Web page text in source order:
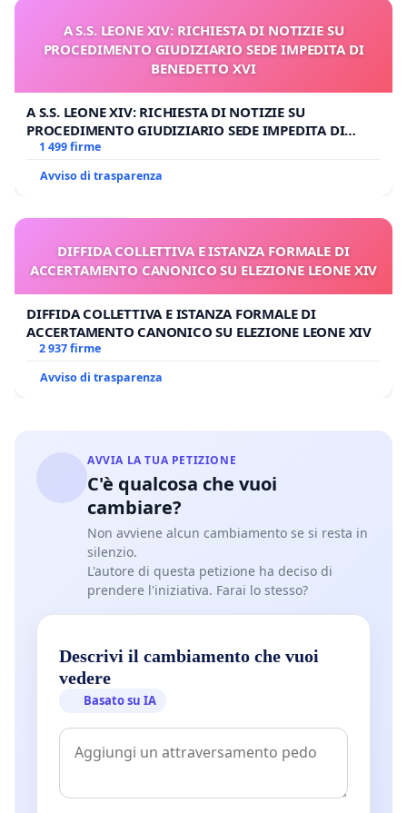
A S.S. LEONE XIV: RICHIESTA DI NOTIZIE SU
PROCEDIMENTO GIUDIZIARIO SEDE IMPEDITA DI
BENEDETTO XVI
A S.S. LEONE XIV: RICHIESTA DI NOTIZIE SU
PROCEDIMENTO GIUDIZIARIO SEDE IMPEDITA DI
BENEDETTO XVI
1 499 firme
Avviso di trasparenza
DIFFIDA COLLETTIVA E ISTANZA FORMALE DI
ACCERTAMENTO CANONICO SU ELEZIONE LEONE XIV
DIFFIDA COLLETTIVA E ISTANZA FORMALE DI
ACCERTAMENTO CANONICO SU ELEZIONE LEONE XIV
2 937 firme
Avviso di trasparenza
AVVIA LA TUA PETIZIONE
C'è qualcosa che vuoi
cambiare?
Non avviene alcun cambiamento se si resta in
silenzio.
L'autore di questa petizione ha deciso di
prendere l'iniziativa. Farai lo stesso?
Descrivi il cambiamento che vuoi
vedere
Basato su IA